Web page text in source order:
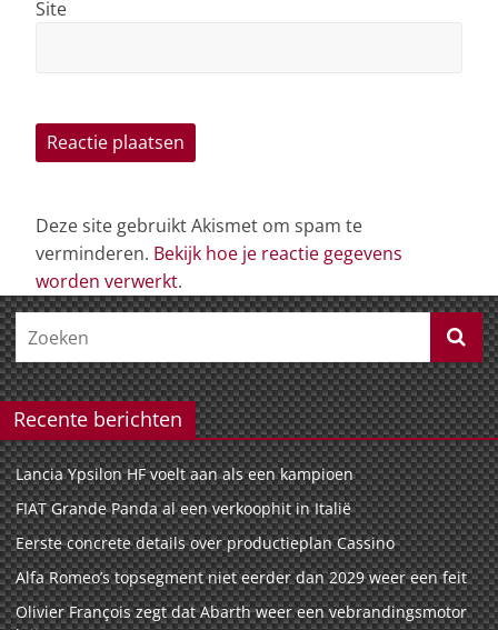
Site
Deze site gebruikt Akismet om spam te
verminderen. Bekijk hoe je reactie gegevens
worden verwerkt.
Recente berichten
Lancia Ypsilon HF voelt aan als een kampioen
FIAT Grande Panda al een verkoophit in Italië
Eerste concrete details over productieplan Cassino
Alfa Romeo’s topsegment niet eerder dan 2029 weer een feit
Olivier François zegt dat Abarth weer een vebrandingsmotor